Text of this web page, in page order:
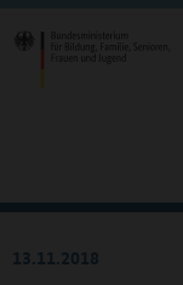
13.11.2018